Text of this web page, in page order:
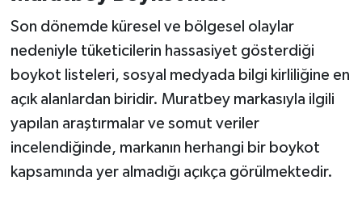
Son dönemde küresel ve bölgesel olaylar
nedeniyle tüketicilerin hassasiyet gösterdiği
boykot listeleri, sosyal medyada bilgi kirliliğine en
açık alanlardan biridir. Muratbey markasıyla ilgili
yapılan araştırmalar ve somut veriler
incelendiğinde, markanın herhangi bir boykot
kapsamında yer almadığı açıkça görülmektedir.